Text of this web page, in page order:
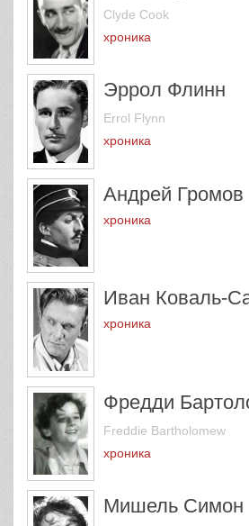
Clyde Cook
хроника
Эррол Флинн
Errol Flynn
хроника
Андрей Громов
хроника
Иван Коваль-
хроника
Фредди
Freddie Bartholomew
хроника
Мишель Симон